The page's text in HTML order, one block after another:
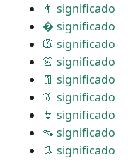
👨 significado
� significado
🧥 significado
👚 significado
👖 significado
👔 significado
👙 significado
👡 significado
👢 significado